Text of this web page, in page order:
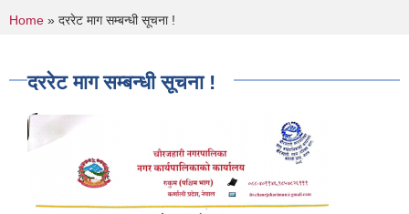
You are here
Home » दररेट माग सम्बन्धी सूचना !
दररेट माग सम्बन्धी सूचना !